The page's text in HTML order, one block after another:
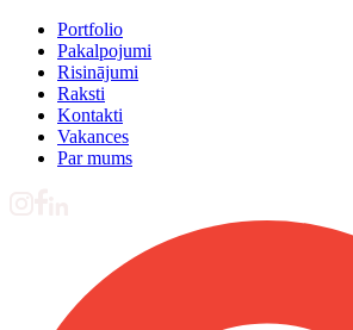
Portfolio
Pakalpojumi
Risinājumi
Raksti
Kontakti
Vakances
Par mums